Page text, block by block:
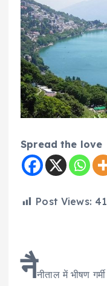
Spread the love
Post Views:
नैनीताल में भीषण